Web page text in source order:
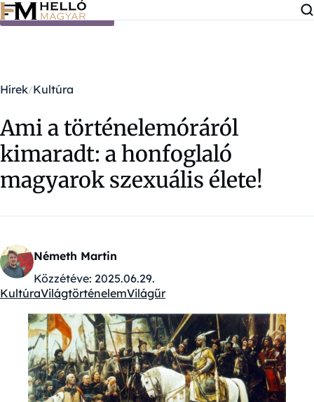
Ugrás a tartalomra
Hírek Kultúra
Ami a történelemóráról
kimaradt: a honfoglaló
magyarok szexuális élete!
Németh Martin
Közzétéve: 2025.06.29.
Kategóriák:
KultúraVilágtörténelemVilágűr